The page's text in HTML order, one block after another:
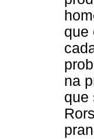
que
na
que